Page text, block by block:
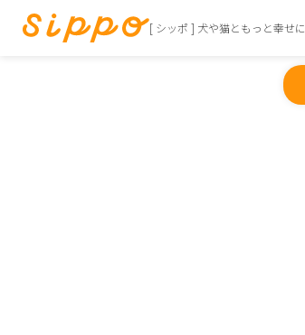
[ シッポ ] 犬や猫ともっと幸せに